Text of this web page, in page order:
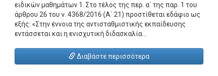
ειδικών μαθημάτων 1. Στο τέλος της περ. α΄ της παρ. 1 του
άρθρου 26 του ν. 4368/2016 (Α΄ 21) προστίθεται εδάφιο ως
εξής: «Στην έννοια της αντισταθμιστικής εκπαίδευσης
εντάσσεται και η ενισχυτική διδασκαλία…
Διαβάστε περισσότερα